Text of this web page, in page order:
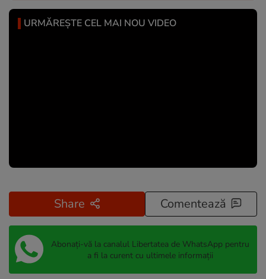
URMĂREȘTE CEL MAI NOU VIDEO
Share Comentează
Abonați-vă la canalul Libertatea de WhatsApp pentru
a fi la curent cu ultimele informații